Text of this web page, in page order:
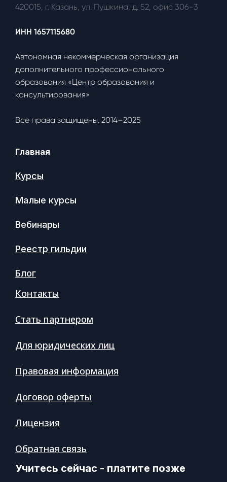
420015, г. Казань, ул. Пушкина, д. 52, офис 306-3
ИНН 1657115680
Автономная некоммерческая организация
дополнительного профессионального
образования «Центр образования и
консультирования»
Все права защищены. 2014–2025
Главная
Курсы
Малые курсы
Вебинары
Реестр гильдии
Блог
Контакты
Стать партнером
Для юридических лиц
Правовая информация
Договор оферты
Лицензия
Обратная связь
Учитесь сейчас - платите позже